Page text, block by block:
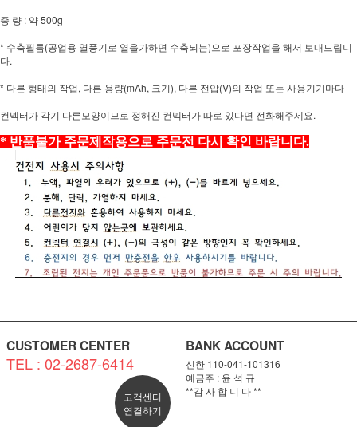
중 량 : 약 500g
* 수축필름(공업용 열풍기로 열을가하면 수축되는)으로 포장작업을 해서 보내드립니
다.
* 다른 형태의 작업, 다른 용량(mAh, 크기), 다른 전압(V)의 작업 또는 사용기기마다
컨넥터가 각기 다른모양이므로 정해진 컨넥터가 따로 있다면 전화해주세요.
* 반품불가 주문제작용으로 주문전 다시 확인 바랍니다.
CUSTOMER CENTER
TEL : 02-2687-6414
고객센터
연결하기
BANK ACCOUNT
신한 110-041-101316
예금주 : 윤 석 규
**감 사 합 니 다 **